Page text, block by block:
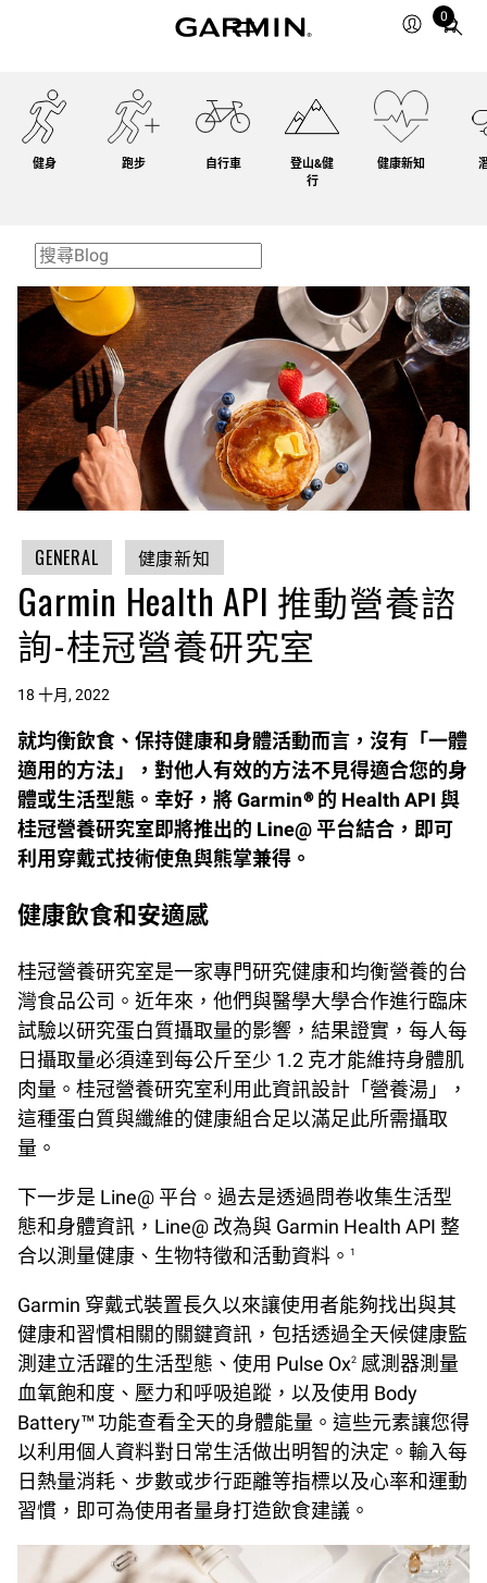
0
Total
健身 跑步 自行車
登山&健
行
健康新知
GENERAL 健康新知
Garmin Health API 推動營養諮
詢-桂冠營養研究室
18 十月, 2022
就均衡飲食、保持健康和身體活動而言，沒有「一體
適用的方法」，對他人有效的方法不見得適合您的身
體或生活型態。幸好，將 Garmin® 的 Health API 與
桂冠營養研究室即將推出的 Line@ 平台結合，即可
利用穿戴式技術使魚與熊掌兼得。
健康飲食和安適感
桂冠營養研究室是一家專門研究健康和均衡營養的台
灣食品公司。近年來，他們與醫學大學合作進行臨床
試驗以研究蛋白質攝取量的影響，結果證實，每人每
日攝取量必須達到每公斤至少 1.2 克才能維持身體肌
肉量。桂冠營養研究室利用此資訊設計「營養湯」，
這種蛋白質與纖維的健康組合足以滿足此所需攝取
量。
下一步是 Line@ 平台。過去是透過問卷收集生活型
態和身體資訊，Line@ 改為與 Garmin Health API 整
合以測量健康、生物特徵和活動資料。 1
Garmin 穿戴式裝置長久以來讓使用者能夠找出與其
健康和習慣相關的關鍵資訊，包括透過全天候健康監
測建立活躍的生活型態、使用 Pulse Ox2 感測器測量
血氧飽和度、壓力和呼吸追蹤，以及使用 Body
Battery™ 功能查看全天的身體能量。這些元素讓您得
以利用個人資料對日常生活做出明智的決定。輸入每
日熱量消耗、步數或步行距離等指標以及心率和運動
習慣，即可為使用者量身打造飲食建議。